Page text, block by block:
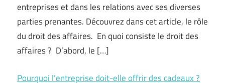
entreprises et dans les relations avec ses diverses
parties prenantes. Découvrez dans cet article, le rôle
du droit des affaires. En quoi consiste le droit des
affaires ? D’abord, le […]
Pourquoi l’entreprise doit-elle offrir des cadeaux ?